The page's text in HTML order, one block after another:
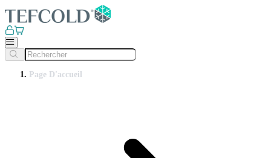
Page D'accueil